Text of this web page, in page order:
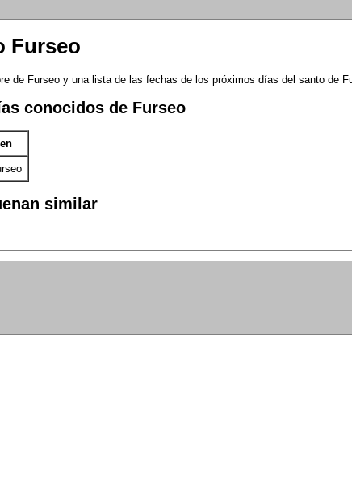
Furseo
de Furseo y una lista de las fechas de los próximos días del santo de
conocidos de Furseo
similar